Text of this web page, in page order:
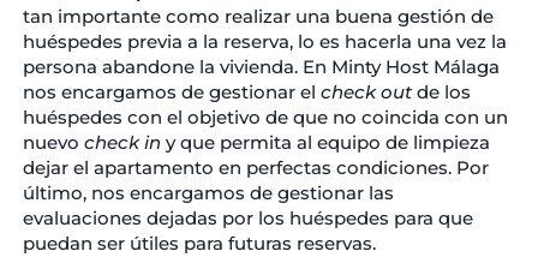
tan importante como realizar una buena gestión de
huéspedes previa a la reserva, lo es hacerla una vez la
persona abandone la vivienda. En Minty Host Málaga
nos encargamos de gestionar el check outde los
huéspedes con el objetivo de que no coincida con un
nuevo check in y que permita al equipo de limpieza
dejar el apartamento en perfectas condiciones. Por
último, nos encargamos de gestionar las
evaluaciones dejadas por los huéspedes para que
puedan ser útiles para futuras reservas.